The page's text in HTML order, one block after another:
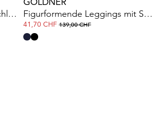
Bequeme Slinky-Hose mit Schlupfbund
Figurformende Leggings mit Shaping-Effekt
41,70 CHF139,00 CHF